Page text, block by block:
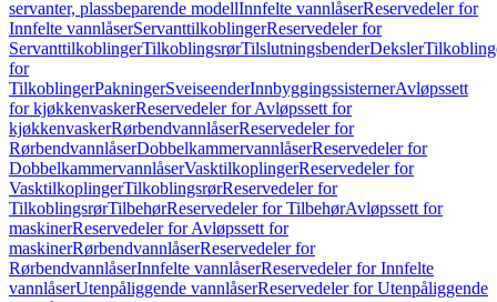
servanter, plassbeparende modellInnfelte vannlåserReservedeler for
Innfelte vannlåserServanttilkoblingerReservedeler for
ServanttilkoblingerTilkoblingsrørTilslutningsbenderDeksler
for
TilkoblingerPakningerSveiseenderInnbyggingssisternerAvløpssett
for kjøkkenvaskerReservedeler for Avløpssett for
kjøkkenvaskerRørbendvannlåserReservedeler for
RørbendvannlåserDobbelkammervannlåserReservedeler for
DobbelkammervannlåserVasktilkoplingerReservedeler for
VasktilkoplingerTilkoblingsrørReservedeler for
TilkoblingsrørTilbehørReservedeler for TilbehørAvløpssett for
maskinerReservedeler for Avløpssett for
maskinerRørbendvannlåserReservedeler for
RørbendvannlåserInnfelte vannlåserReservedeler for Innfelte
vannlåserUtenpåliggende vannlåserReservedeler for Utenpåliggende